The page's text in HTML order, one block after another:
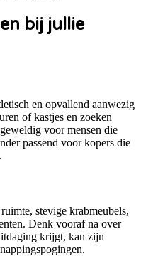
bij jullie
en opvallend aanwezig
of kastjes en zoeken
voor mensen die
passend voor kopers die
stevige krabmeubels,
Denk vooraf na over
krijgt, kan zijn